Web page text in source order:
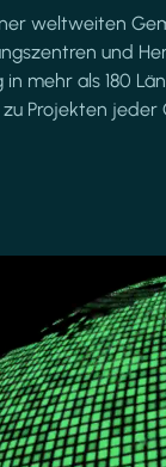
weltweiten
und
mehr als 180
Projekten jeder